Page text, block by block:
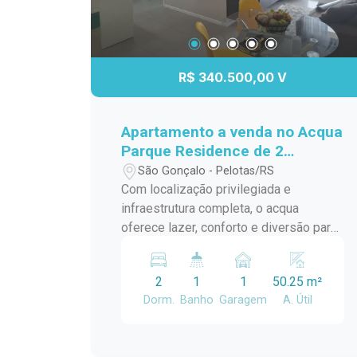
R$ 340.500,00 V
Apartamento a venda no Acqua
Parque Residence de 2
dormitórios.
São Gonçalo - Pelotas/RS
Com localização privilegiada e
infraestrutura completa, o acqua
oferece lazer, conforto e diversão para
apartamento totalmente mobiliado,
pronto para morar ou investir em uma
das regiões mais valorizadas da
2
Dorm.
1
Banho
1
Garagem
50.25 m²
A. Útil